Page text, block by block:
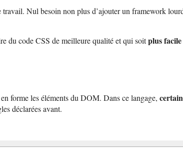
travail. Nul besoin non plus d’ajouter un framework
du code CSS de meilleure qualité et qui soitplus
forme les éléments du DOM. Dans ce langage,
déclarées avant.